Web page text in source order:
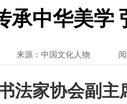
承中华美学
来源：中国文化人物
家协会副主